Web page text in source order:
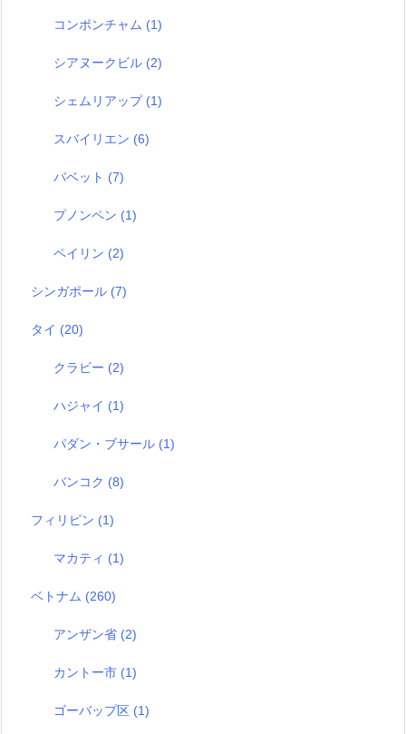
コンポンチャム (1)
シアヌークビル (2)
シェムリアップ (1)
スバイリエン (6)
バベット (7)
プノンペン (1)
ペイリン (2)
シンガポール (7)
タイ (20)
クラビー (2)
ハジャイ (1)
パダン・ブサール (1)
バンコク (8)
フィリピン (1)
マカティ (1)
ベトナム (260)
アンザン省 (2)
カントー市 (1)
ゴーバップ区 (1)